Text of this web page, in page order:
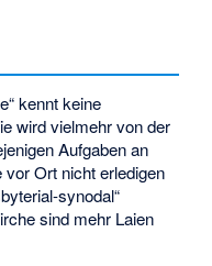
kennt keine
wird vielmehr von der
Aufgaben an
Ort nicht erledigen
synodal“
sind mehr Laien